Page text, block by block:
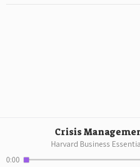
Crisis
Harvard Business
0:00